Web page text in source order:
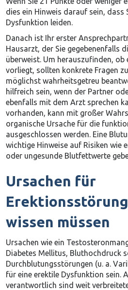
dies ein Hinweis darauf sein, dass
Dysfunktion leiden.
Danach ist Ihr erster
Hausarzt, der Sie gegebenenfalls
überweist. Um herauszufinden, ob
vorliegt, sollten konkrete Fragen
möglichst wahrheitsgetreu
hilfreich sein, wenn der Partner
ebenfalls mit dem Arzt sprechen
vorhanden, kann mit großer
organische Ursache für die
ausgeschlossen werden. Eine
wichtige Hinweise auf Risiken wie
oder ungesunde Blutfettwerte
Ursachen für
wissen müssen
Ursachen wie ein
Diabetes Mellitus, Bluthochdruck
Durchblutungsstörungen (u. a.
für eine erektile Dysfunktion sein.
verantwortlich sind weit